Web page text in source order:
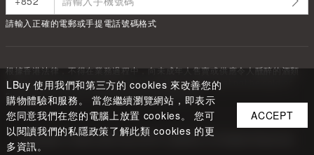
LBuy 使用我們和第三方的 cookies 來改善您的
購物體驗和服務。 當您繼續瀏覽網站，即表示
您同意我們在您的電腦上放置 cookies。 您可
以閱讀我們的私隱政策了解此類 cookies 的更
多資訊。
ACCEPT
請輸入正確的電郵或手提電話號碼格式
根據香港法律，不得在業務過程中，向未成年人售賣或供應令人醺醉的酒類
Under the law of Hong Kong, intoxicating liquor must not be sold or
supplied to a minor in the course of business.
Copyright ©2026LBUY @ LOFTY LIMITED. All Rights Reserved.